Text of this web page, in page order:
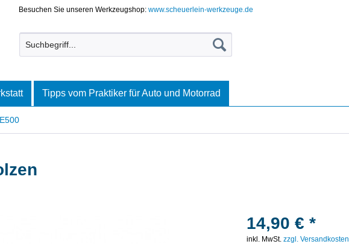
Besuchen Sie unseren Werkzeugshop:www.scheuerlein-werkzeuge.de
Tipps vom Praktiker für Auto und Motorrad
14,90 € *
inkl. MwSt.zzgl. Versandkosten